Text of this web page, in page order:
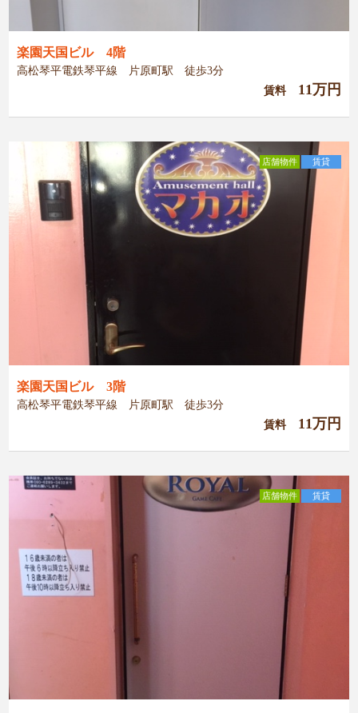
楽園天国ビル 4階
高松琴平電鉄琴平線 片原町駅 徒歩3分
賃料
11万円
楽園天国ビル 3階
店舗物件 賃貸
高松琴平電鉄琴平線 片原町駅 徒歩3分
賃料
11万円
店舗物件 賃貸